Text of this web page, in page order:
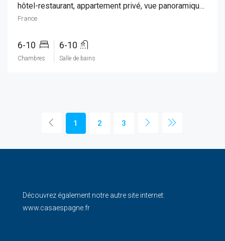
hôtel-restaurant, appartement privé, vue panoramique, salle de fêtes
France
6-10
Chambres
6-10
Salle de bains
1 2 3
Découvrez également notre autre site internet:
www.casaespagne.fr